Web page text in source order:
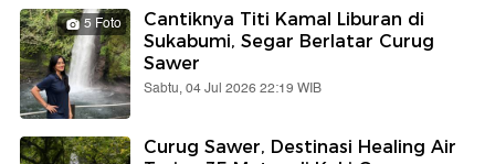
5 Foto
Cantiknya Titi Kamal Liburan di
Sukabumi, Segar Berlatar Curug
Sawer
Sabtu, 04 Jul 2026 22:19 WIB
Curug Sawer, Destinasi Healing Air